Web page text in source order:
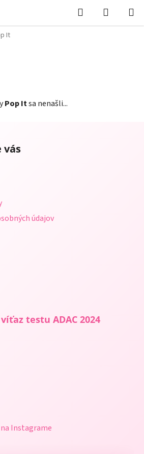
Hľadať
KOŠÍK
It
Pop Itsa nenašli...
vás
údajov
testu ADAC 2024
Instagrame